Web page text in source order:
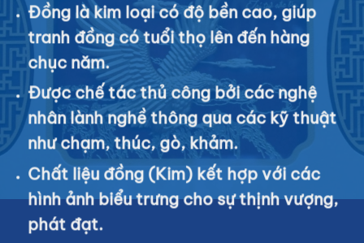
Đồng là kim loại có độ bền cao, giúp
tranh đồng có tuổi thọ lên đến hàng
chục năm.
Được chế tác thủ công bởi các nghệ
nhân lành nghề thông qua các kỹ thuật
như chạm, thúc, gò, khảm.
Chất liệu đồng (Kim) kết hợp với các
hình ảnh biểu trưng cho sự thịnh vượng,
phát đạt.